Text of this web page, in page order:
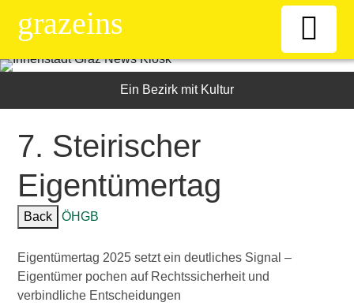
grazeins
Willkommen
News-Ticker
Frauen
Senioren
Ein Bezirk mit Kultur
7. Steirischer
Eigentümertag
Back ÖHGB
Eigentümertag 2025 setzt ein deutliches Signal –
Eigentümer pochen auf Rechtssicherheit und
verbindliche Entscheidungen